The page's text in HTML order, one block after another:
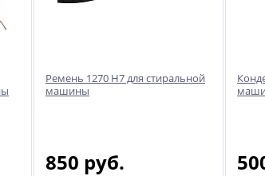
Ремень 1270 H7 для стиральной
машины
850 руб.